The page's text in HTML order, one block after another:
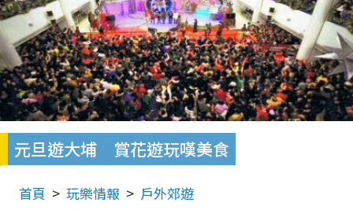
元旦遊大埔 賞花遊玩嘆美食
首頁 玩樂情報 戶外郊遊